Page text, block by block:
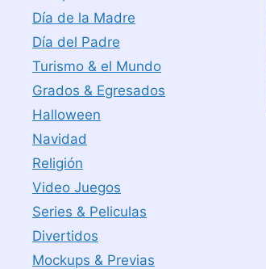
Día de la Madre
Día del Padre
Turismo & el Mundo
Grados & Egresados
Halloween
Navidad
Religión
Video Juegos
Series & Peliculas
Divertidos
Mockups & Previas